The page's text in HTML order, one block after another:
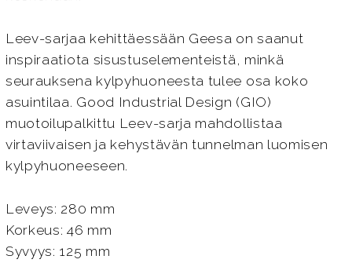
Leev-sarjaa kehittäessään Geesa on saanut
inspiraatiota sisustuselementeistä, minkä
seurauksena kylpyhuoneesta tulee osa koko
asuintilaa. Good Industrial Design (GIO)
muotoilupalkittu Leev-sarja mahdollistaa
virtaviivaisen ja kehystävän tunnelman luomisen
kylpyhuoneeseen.
Leveys: 280 mm
Korkeus: 46 mm
Syvyys: 125 mm